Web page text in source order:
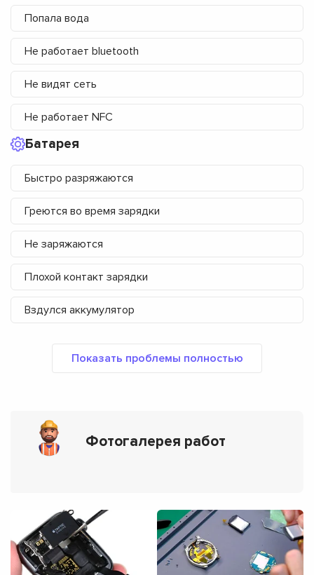
Попала вода
Не работает bluetooth
Не видят сеть
Не работает NFC
Батарея
Быстро разряжаются
Греются во время зарядки
Не заряжаются
Плохой контакт зарядки
Вздулся аккумулятор
Фотогалерея работ